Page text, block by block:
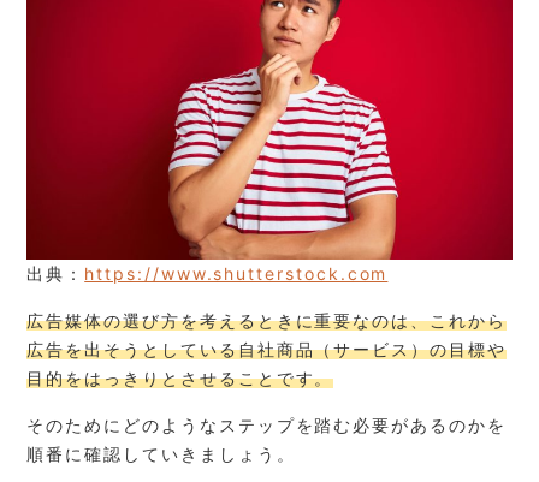
出典： https://www.shutterstock.com
広告媒体の選び方を考えるときに重要なのは、これから
広告を出そうとしている自社商品（サービス）の目標や
目的をはっきりとさせることです。
そのためにどのようなステップを踏む必要があるのかを
順番に確認していきましょう。